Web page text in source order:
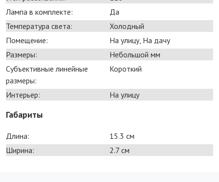
Лампа в комплекте:
Да
Температура света:
Холодный
Помещение:
На улицу, На дачу
Размеры:
Небольшой мм
Субъективные линейные
размеры:
Короткий
Интерьер: На улицу
Габариты
Длина:
15.3 см
Ширина:
2.7 см